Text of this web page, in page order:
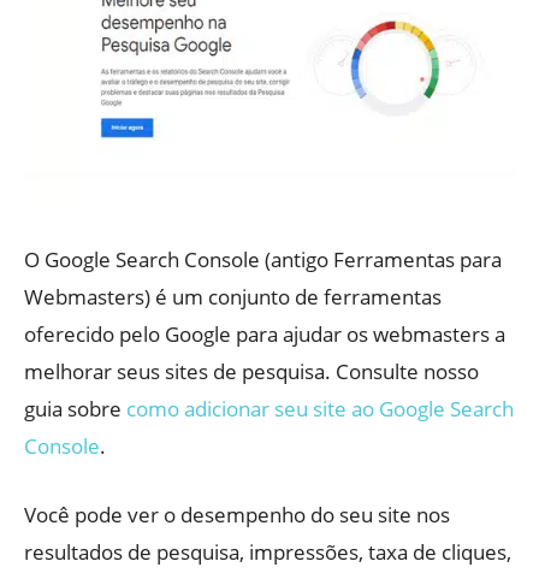
O Google Search Console (antigo Ferramentas para
Webmasters) é um conjunto de ferramentas
oferecido pelo Google para ajudar os webmasters a
melhorar seus sites de pesquisa. Consulte nosso
guia sobre como adicionar seu site ao Google Search
Console.
Você pode ver o desempenho do seu site nos
resultados de pesquisa, impressões, taxa de cliques,